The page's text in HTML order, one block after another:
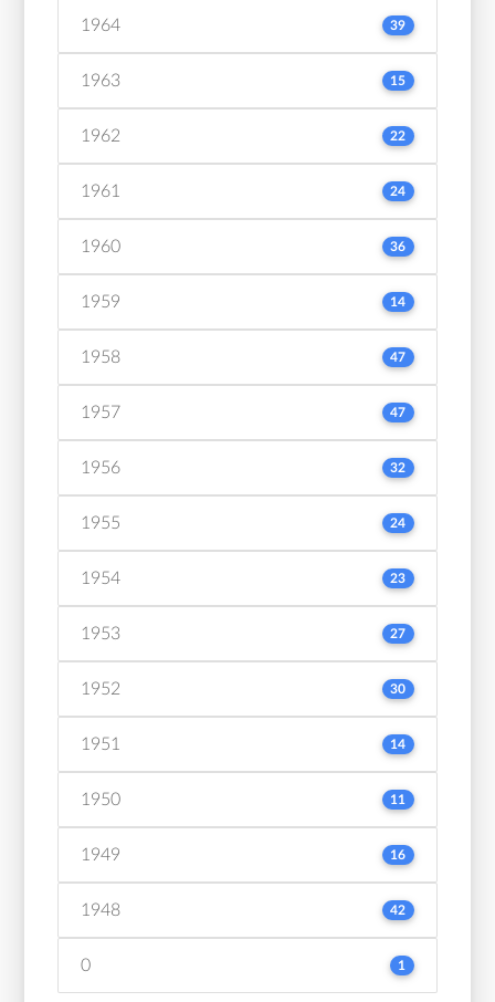
1964 39
1963 15
1962 22
1961 24
1960 36
1959 14
1958 47
1957 47
1956 32
1955 24
1954 23
1953 27
1952 30
1951 14
1950 11
1949 16
1948 42
0 1